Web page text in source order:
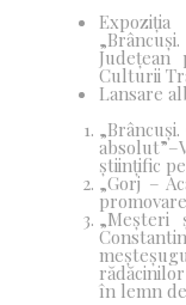
Județean
Culturii
Lansare
absolut”–
științific
„Gorj –
în lemn